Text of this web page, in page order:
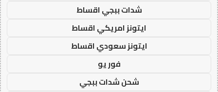
شدات ببجي اقساط
ايتونز امريكي اقساط
ايتونز سعودي اقساط
فور يو
شحن شدات ببجي